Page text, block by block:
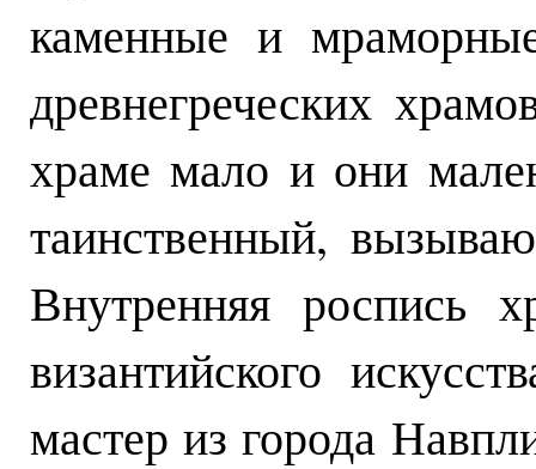
каменные и
древнегреческих
храме мало и они
таинственный,
Внутренняя роспись
византийского
мастер из города